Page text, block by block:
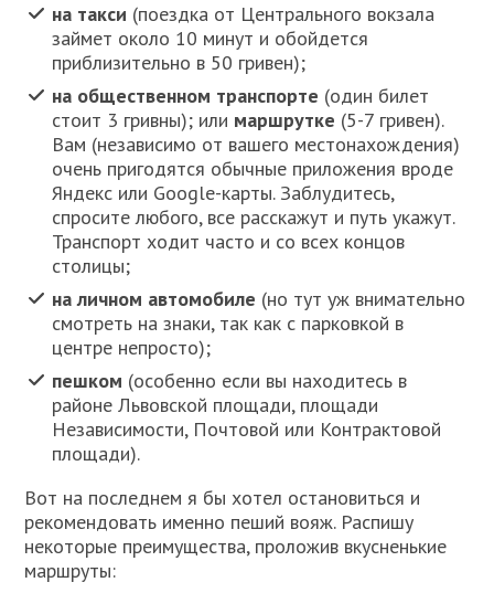
на такси (поездка от Центрального вокзала
займет около 10 минут и обойдется
приблизительно в 50 гривен);
на общественном транспорте (один билет
стоит 3 гривны); или маршрутке (5-7 гривен).
Вам (независимо от вашего местонахождения)
очень пригодятся обычные приложения вроде
Яндекс или Google-карты. Заблудитесь,
спросите любого, все расскажут и путь укажут.
Транспорт ходит часто и со всех концов
столицы;
на личном автомобиле (но тут уж внимательно
смотреть на знаки, так как с парковкой в
центре непросто);
пешком (особенно если вы находитесь в
районе Львовской площади, площади
Независимости, Почтовой или Контрактовой
площади).
Вот на последнем я бы хотел остановиться и
рекомендовать именно пеший вояж. Распишу
некоторые преимущества, проложив вкусненькие
маршруты: